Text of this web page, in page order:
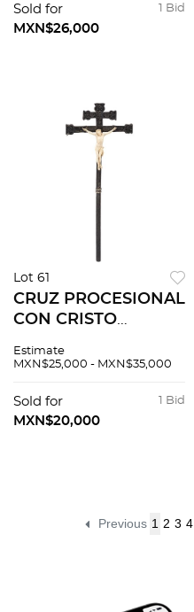
altura.
1 Bid
Sold for
MXN$26,000
Lot 61
CRUZ PROCESIONAL
CON CRISTO
EUROPA, FINALES
en marfil sobre cruz
laminada en plata de
Estimate
MXN$25,000 - MXN$35,000
1 Bid
Sold for
MXN$20,000
Previous 1 2 3 4